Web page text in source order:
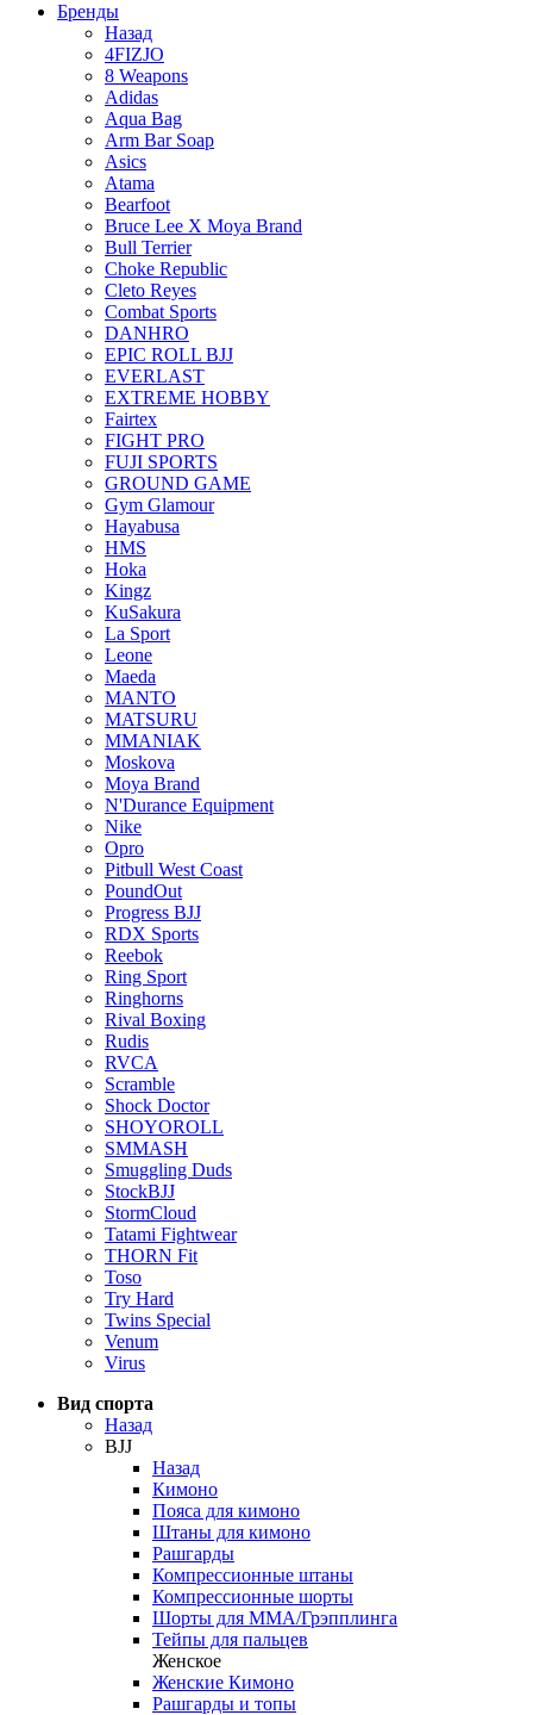
Бренды
Назад
4FIZJO
8 Weapons
Adidas
Aqua Bag
Arm Bar Soap
Asics
Atama
Bearfoot
Bruce Lee X Moya Brand
Bull Terrier
Choke Republic
Cleto Reyes
Combat Sports
DANHRO
EPIC ROLL BJJ
EVERLAST
EXTREME HOBBY
Fairtex
FIGHT PRO
FUJI SPORTS
GROUND GAME
Gym Glamour
Hayabusa
HMS
Hoka
Kingz
KuSakura
La Sport
Leone
Maeda
MANTO
MATSURU
MMANIAK
Moskova
Moya Brand
N'Durance Equipment
Nike
Opro
Pitbull West Coast
PoundOut
Progress BJJ
RDX Sports
Reebok
Ring Sport
Ringhorns
Rival Boxing
Rudis
RVCA
Scramble
Shock Doctor
SHOYOROLL
SMMASH
Smuggling Duds
StockBJJ
StormCloud
Tatami Fightwear
THORN Fit
Toso
Try Hard
Twins Special
Venum
Virus
Вид спорта
Назад
BJJ
Назад
Кимоно
Пояса для кимоно
Штаны для кимоно
Рашгарды
Компрессионные штаны
Компрессионные шорты
Шорты для ММА/Грэпплинга
Тейпы для пальцев
Женское
Женские Кимоно
Рашгарды и топы